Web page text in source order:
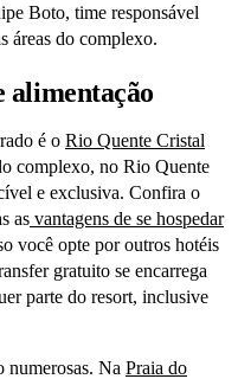
Boto, time responsável
áreas do complexo.
alimentação
é o Rio Quente Cristal
complexo, no Rio Quente
e exclusiva. Confira o
as vantagens de se hospedar
você opte por outros hotéis
gratuito se encarrega
parte do resort, inclusive
numerosas. Na Praia do